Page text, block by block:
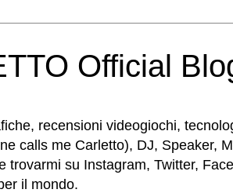
Official
recensioni videogiochi,
calls me Carletto), DJ, Speaker,
trovarmi su Instagram, Twitter,
il mondo.